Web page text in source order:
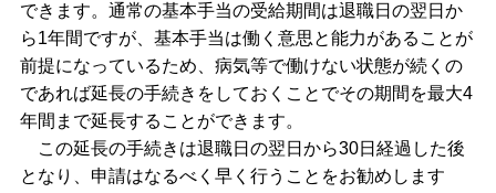
できます。通常の基本手当の受給期間は退職日の翌日か
ら1年間ですが、基本手当は働く意思と能力があることが
前提になっているため、病気等で働けない状態が続くの
であれば延長の手続きをしておくことでその期間を最大4
年間まで延長することができます。
この延長の手続きは退職日の翌日から30日経過した後
となり、申請はなるべく早く行うことをお勧めします